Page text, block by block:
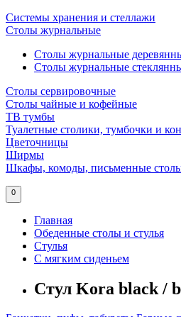
Системы хранения и стеллажи
Столы журнальные
Столы журнальные
Столы журнальные
Столы сервировочные
Столы чайные и кофейные
ТВ тумбы
Туалетные столики, тумбочки и
Цветочницы
Ширмы
Шкафы, комоды, письменные
0
Главная
Обеденные столы и стулья
Стулья
С мягким сиденьем
Стул Kora black /